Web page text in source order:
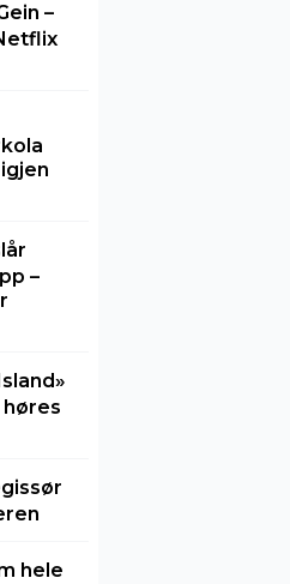
–
–
hele